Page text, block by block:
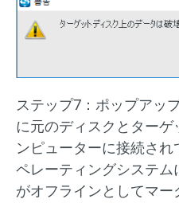
ステップ7：ポップアッ
に元のディスクとター
ンピューターに接続さ
ペレーティングシステム
がオフラインとしてマー